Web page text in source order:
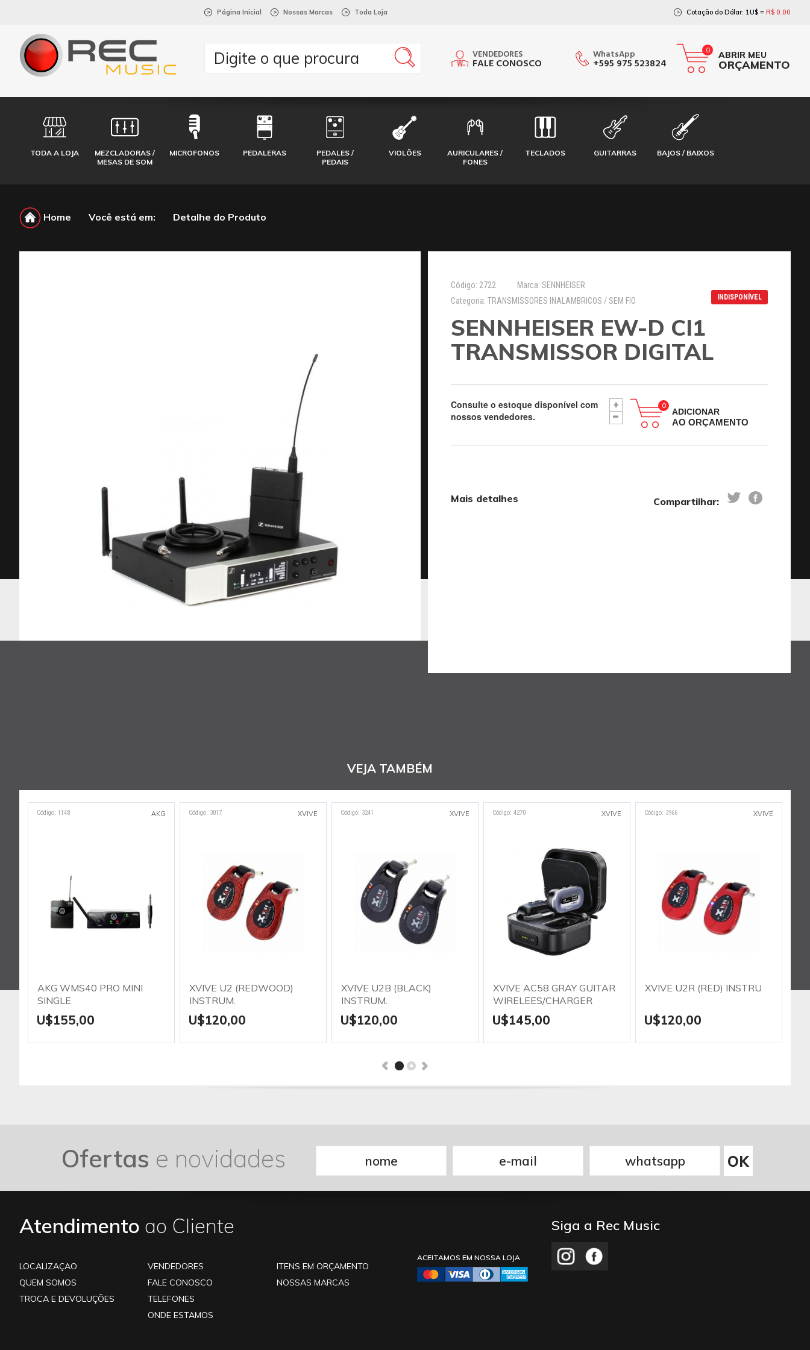
> Página Inicial > Nossas Marcas > Toda Loja > Cotação do Dólar: 1U$ = R$ 0.00
VENDEDORES
FALE CONOSCO
WhatsApp
+595 975 523824
0 ABRIR MEU
ORÇAMENTO
TODA A LOJA
MEZCLADORAS /
MESAS DE SOM
MICROFONOS PEDALERAS
PEDALES /
PEDAIS
VIOLÕES
AURICULARES /
FONES
TECLADOS GUITARRAS BAJOS / BAIXOS
Home Você está em: Detalhe do Produto
Código: 2722
Marca: SENNHEISER
Categoria: TRANSMISSORES INALAMBRICOS / SEM FIO
INDISPONÍVEL
SENNHEISER EW-D CI1
TRANSMISSOR DIGITAL
Consulte o estoque disponível com
nossos vendedores.
+
- ADICIONAR
AO ORÇAMENTO
Mais detalhes Compartilhar:
VEJA TAMBÉM
Código: 1148 AKG
AKG WMS40 PRO MINI
SINGLE
U$155,00
Código: 3017 XVIVE
XVIVE U2 (REDWOOD)
INSTRUM.
U$120,00
Código: 3241 XVIVE
XVIVE U2B (BLACK)
INSTRUM.
U$120,00
Código: 4270 XVIVE
XVIVE AC58 GRAY GUITAR
WIRELEES/CHARGER
U$145,00
Código: 3966 XVIVE
XVIVE U2R (RED) INSTRUM.
U$120,00
Ofertas e novidades
Atendimento ao Cliente
LOCALIZAÇAO
QUEM SOMOS
TROCA E DEVOLUÇÕES
VENDEDORES
FALE CONOSCO
TELEFONES
ONDE ESTAMOS
ITENS EM ORÇAMENTO
NOSSAS MARCAS
Siga a Rec Music
ACEITAMOS EM NOSSA LOJA